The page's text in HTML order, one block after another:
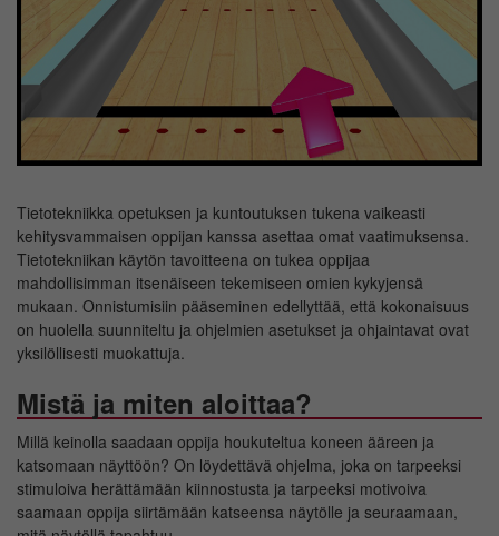
Tietotekniikka opetuksen ja kuntoutuksen tukena vaikeasti
kehitysvammaisen oppijan kanssa asettaa omat vaatimuksensa.
Tietotekniikan käytön tavoitteena on tukea oppijaa
mahdollisimman itsenäiseen tekemiseen omien kykyjensä
mukaan. Onnistumisiin pääseminen edellyttää, että kokonaisuus
on huolella suunniteltu ja ohjelmien asetukset ja ohjaintavat ovat
yksilöllisesti muokattuja.
Mistä ja miten aloittaa?
Millä keinolla saadaan oppija houkuteltua koneen ääreen ja
katsomaan näyttöön? On löydettävä ohjelma, joka on tarpeeksi
stimuloiva herättämään kiinnostusta ja tarpeeksi motivoiva
saamaan oppija siirtämään katseensa näytölle ja seuraamaan,